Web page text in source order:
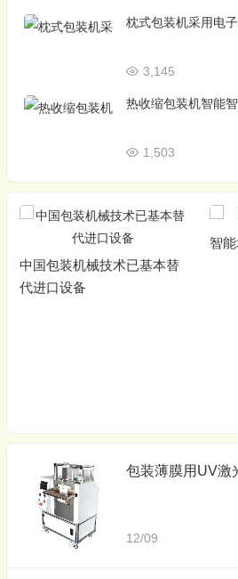
枕式包装机采用电
3,145
热收缩包装机智能
1,503
中国包装机械技术已基本替
代进口设备
智
包装薄膜用UV激
12/09